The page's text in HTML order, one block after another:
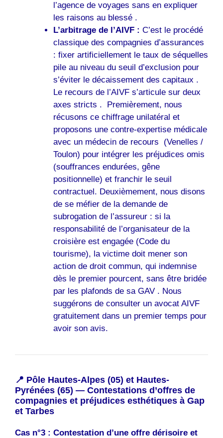
l’agence de voyages sans en expliquer
les raisons au blessé .
L’arbitrage de l’AIVF : C’est le procédé
classique des compagnies d’assurances
: fixer artificiellement le taux de séquelles
pile au niveau du seuil d’exclusion pour
s’éviter le décaissement des capitaux .
Le recours de l’AIVF s’articule sur deux
axes stricts . Premièrement, nous
récusons ce chiffrage unilatéral et
proposons une contre-expertise médicale
avec un médecin de recours (Venelles /
Toulon) pour intégrer les préjudices omis
(souffrances endurées, gêne
positionnelle) et franchir le seuil
contractuel. Deuxièmement, nous disons
de se méfier de la demande de
subrogation de l’assureur : si la
responsabilité de l’organisateur de la
croisière est engagée (Code du
tourisme), la victime doit mener son
action de droit commun, qui indemnise
dès le premier pourcent, sans être bridée
par les plafonds de sa GAV . Nous
suggérons de consulter un avocat AIVF
gratuitement dans un premier temps pour
avoir son avis.
📍 Pôle Hautes-Alpes (05) et Hautes-
Pyrénées (65) — Contestations d’offres de
compagnies et préjudices esthétiques à Gap
et Tarbes
Cas n°3 : Contestation d’une offre dérisoire et